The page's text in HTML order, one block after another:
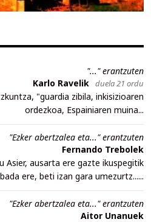
"..." erantzuten
Karlo Ravelik duela 21 ordu
"guardia zibila, inkisizioaren
ordezkoa, Espainiaren muina...
"Ezker abertzalea eta..." erantzuten
Fernando Trebolek
Asier, ausarta ere gazte ikuspegitik
bada ere, beti izan gara umezurtz......
"Ezker abertzalea eta..." erantzuten
Aitor Unanuek